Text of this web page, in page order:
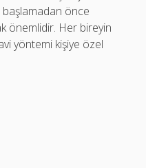
başlamadan önce
önemlidir. Her bireyin
yöntemi kişiye özel